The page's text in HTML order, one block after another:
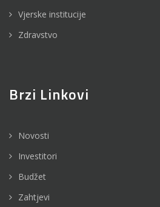
Vjerske institucije
Zdravstvo
Brzi Linkovi
Novosti
Investitori
Budžet
Zahtjevi